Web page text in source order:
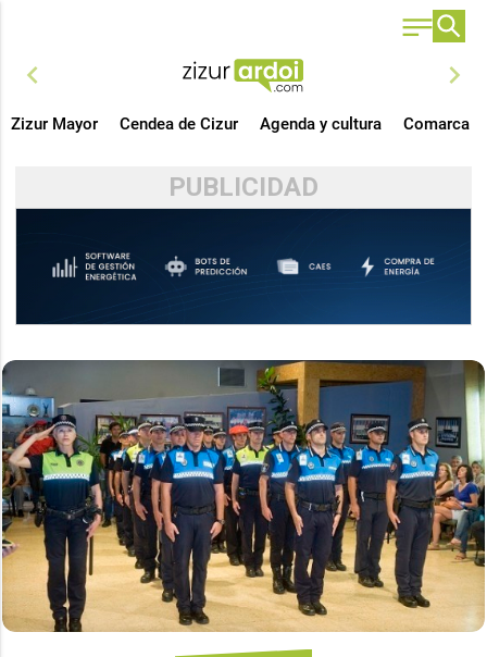
chevron_left chevron_right
Zizur Mayor Cendea de Cizur Agenda y cultura Comarca
PUBLICIDAD